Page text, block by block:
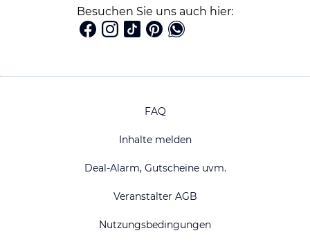
Besuchen Sie uns auch hier:
FAQ
Inhalte melden
Deal-Alarm, Gutscheine uvm.
Veranstalter AGB
Nutzungsbedingungen